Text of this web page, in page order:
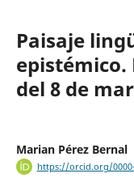
Paisaje
epistémico.
del 8 de
Marian Pérez Bernal
https://orcid.org/0000-